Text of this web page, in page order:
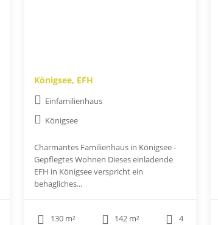
Königsee, EFH
Einfamilienhaus
Königsee
Charmantes Familienhaus in Königsee -
Gepflegtes Wohnen Dieses einladende
EFH in Königsee verspricht ein
behagliches...
130 m² 142 m² 4